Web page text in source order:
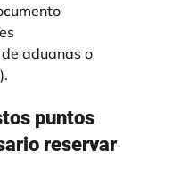
aduanas o
.
puntos
reservar